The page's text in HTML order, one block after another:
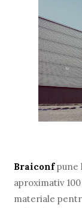
Braiconfpune
aproximativ
materiale